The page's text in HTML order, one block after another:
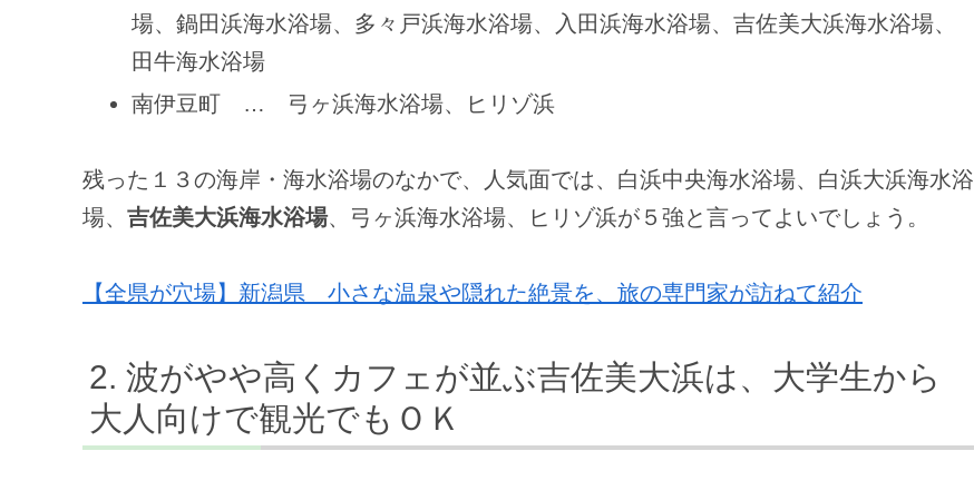
場、鍋田浜海水浴場、多々戸浜海水浴場、入田浜海水浴場、吉佐美大浜海水浴場、
田牛海水浴場
南伊豆町 … 弓ヶ浜海水浴場、ヒリゾ浜
残った１３の海岸・海水浴場のなかで、人気面では、白浜中央海水浴場、白浜大浜海水浴
場、 吉佐美大浜海水浴場、弓ヶ浜海水浴場、ヒリゾ浜が５強と言ってよいでしょう。
【全県が穴場】新潟県 小さな温泉や隠れた絶景を、旅の専門家が訪ねて紹介
波がやや高くカフェが並ぶ吉佐美大浜は、大学生から
大人向けで観光でもＯＫ